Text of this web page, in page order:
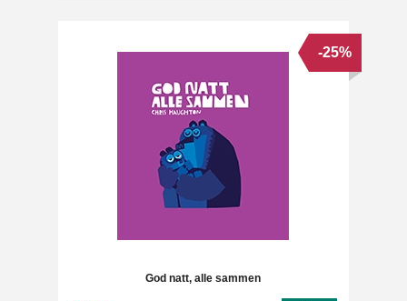
God natt, alle sammen
-25%